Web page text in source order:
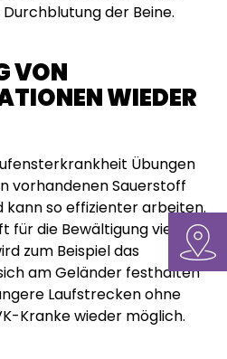
der Beine.
VON
WIEDER
Übungen
vorhandenen Sauerstoff
kann so effizienter arbeiten.
für die Bewältigung vieler
zum Beispiel das
am Geländer festhalten
Laufstrecken ohne
Kranke wieder möglich.